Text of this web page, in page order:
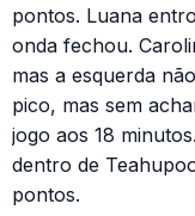
pontos. Luana
onda fechou.
mas a esquerda
pico, mas sem
jogo aos 18
dentro de
pontos.